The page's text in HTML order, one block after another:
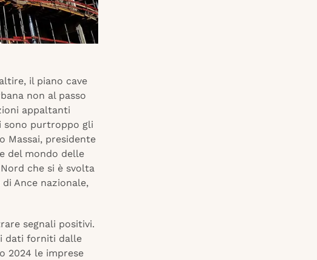
il piano cave
non al passo
appaltanti
sono purtroppo gli
Massai, presidente
del mondo delle
che si è svolta
Ance nazionale,
segnali positivi.
dati forniti dalle
2024 le imprese